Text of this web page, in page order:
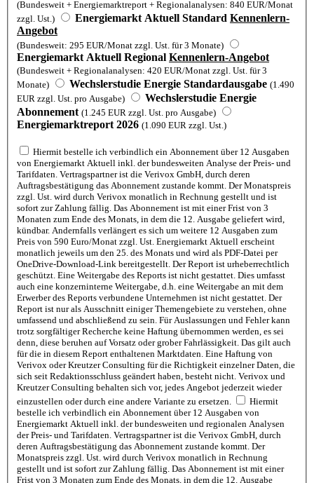
(Bundesweit + Energiemarktreport + Regionalanalysen: 840 EUR/Monat
zzgl. Ust.)
Energiemarkt Aktuell Standard Kennenlern-
Angebot
(Bundesweit: 295 EUR/Monat zzgl. Ust. für 3 Monate)
Energiemarkt Aktuell Regional Kennenlern-Angebot
(Bundesweit + Regionalanalysen: 420 EUR/Monat zzgl. Ust. für 3
Monate)
Wechslerstudie Energie Standardausgabe (1.490
EUR zzgl. Ust. pro Ausgabe)
Wechslerstudie Energie
Abonnement (1.245 EUR zzgl. Ust. pro Ausgabe)
Energiemarktreport 2026 (1.090 EUR zzgl. Ust.)
Hiermit bestelle ich verbindlich ein Abonnement über 12 Ausgaben
von Energiemarkt Aktuell inkl. der bundesweiten Analyse der Preis- und
Tarifdaten. Vertragspartner ist die Verivox GmbH, durch deren
Auftragsbestätigung das Abonnement zustande kommt. Der Monatspreis
zzgl. Ust. wird durch Verivox monatlich in Rechnung gestellt und ist
sofort zur Zahlung fällig. Das Abonnement ist mit einer Frist von 3
Monaten zum Ende des Monats, in dem die 12. Ausgabe geliefert wird,
kündbar. Andernfalls verlängert es sich um weitere 12 Ausgaben zum
Preis von 590 Euro/Monat zzgl. Ust. Energiemarkt Aktuell erscheint
monatlich jeweils um den 25. des Monats und wird als PDF-Datei per
OneDrive-Download-Link bereitgestellt. Der Report ist urheberrechtlich
geschützt. Eine Weitergabe des Reports ist nicht gestattet. Dies umfasst
auch eine konzerninterne Weitergabe, d.h. eine Weitergabe an mit dem
Erwerber des Reports verbundene Unternehmen ist nicht gestattet. Der
Report ist nur als Ausschnitt einiger Themengebiete zu verstehen, ohne
umfassend und abschließend zu sein. Für Auslassungen und Fehler kann
trotz sorgfältiger Recherche keine Haftung übernommen werden, es sei
denn, diese beruhen auf Vorsatz oder grober Fahrlässigkeit. Das gilt auch
für die in diesem Report enthaltenen Marktdaten. Eine Haftung von
Verivox oder Kreutzer Consulting für die Richtigkeit einzelner Daten, die
sich seit Redaktionsschluss geändert haben, besteht nicht. Verivox und
Kreutzer Consulting behalten sich vor, jedes Angebot jederzeit wieder
einzustellen oder durch eine andere Variante zu ersetzen.
Hiermit
bestelle ich verbindlich ein Abonnement über 12 Ausgaben von
Energiemarkt Aktuell inkl. der bundesweiten und regionalen Analysen
der Preis- und Tarifdaten. Vertragspartner ist die Verivox GmbH, durch
deren Auftragsbestätigung das Abonnement zustande kommt. Der
Monatspreis zzgl. Ust. wird durch Verivox monatlich in Rechnung
gestellt und ist sofort zur Zahlung fällig. Das Abonnement ist mit einer
Frist von 3 Monaten zum Ende des Monats, in dem die 12. Ausgabe